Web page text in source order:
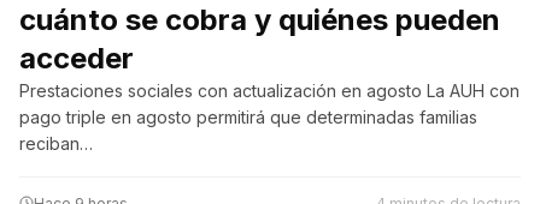
cuánto se cobra y quiénes pueden
acceder
Prestaciones sociales con actualización en agosto La AUH con
pago triple en agosto permitirá que determinadas familias
reciban…